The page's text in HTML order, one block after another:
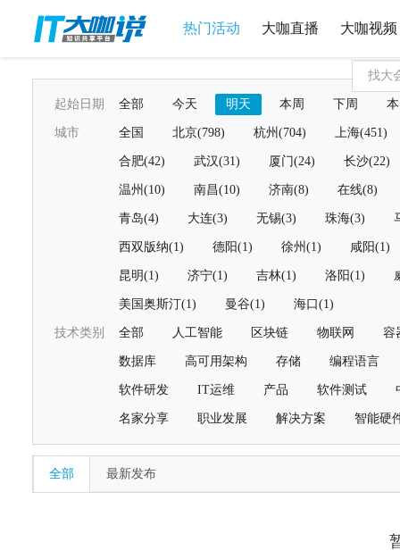
热门活动 大咖直播 大咖视频
起始日期 全部 今天 明天 本周 下周
城市 全国 北京(798) 杭州(704) 上海(451)
合肥(42) 武汉(31) 厦门(24) 长沙(22)
温州(10) 南昌(10) 济南(8) 在线(8)
青岛(4) 大连(3) 无锡(3) 珠海(3)
西双版纳(1) 德阳(1) 徐州(1) 咸阳(1)
昆明(1) 济宁(1) 吉林(1) 洛阳(1)
美国奥斯汀(1) 曼谷(1) 海口(1)
技术类别 全部 人工智能 区块链 物联网 容
数据库 高可用架构 存储 编程语言
软件研发 IT运维 产品 软件测试
名家分享 职业发展 解决方案 智能硬
全部 最新发布